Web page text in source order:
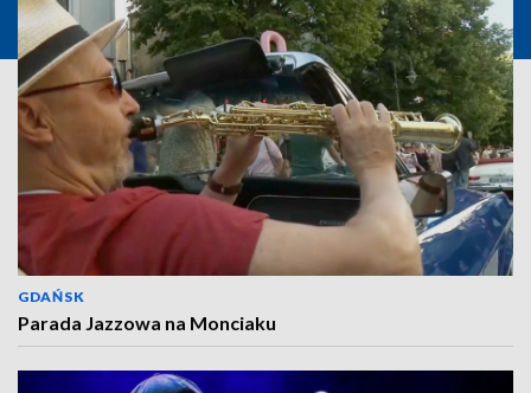
GDAŃSK
Parada Jazzowa na Monciaku